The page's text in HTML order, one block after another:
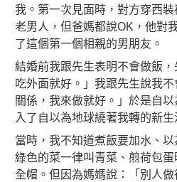
我。第一次見面時，對方穿西
老男人，但爸媽都說OK，他對
了這個第一個相親的男朋友。
結婚前我跟先生表明不會做飯
吃外面就好。」我跟先生說我
關係，我來做就好。」於是自
入了自以為地球繞著我轉的新生
當時，我不知道煮飯要加水、以
綠色的菜一律叫青菜、煎荷包
全帽。但因為媽媽說：「別人